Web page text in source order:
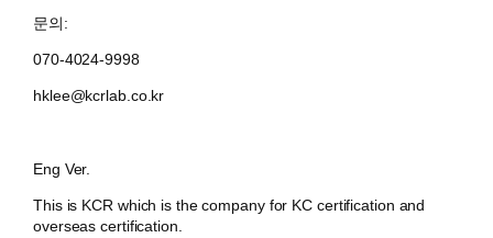
문의:
070-4024-9998
hklee@kcrlab.co.kr
Eng Ver.
This is KCR which is the company for KC certification and
overseas certification.